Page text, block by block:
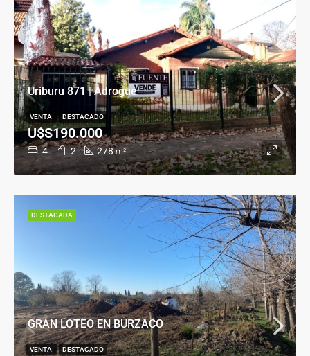
Uriburu 871 | Adrogué
4 2 278 m²
U$S190.000
VENTA DESTACADO
GRAN LOTEO EN BURZACO
VENTA DESTACADO
DESTACADA